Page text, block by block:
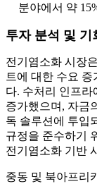
분야에서 약
투자 분석 및 기
전기염소화 시장
트에 대한 수요
다. 수처리 인프라
증가했으며, 자금
독 솔루션에 투입
규정을 준수하기
전기염소화 기반
중동 및 북아프리